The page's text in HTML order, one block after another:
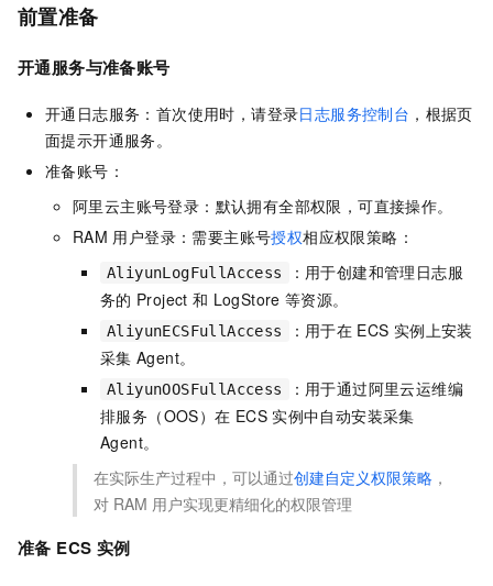
前置准备
开通服务与准备账号
开通日志服务：首次使用时，请登录日志服务控制台 ，根据页
面提示开通服务。
准备账号：
阿里云主账号登录：默认拥有全部权限，可直接操作。
RAM 用户登录：需要主账号授权相应权限策略：
AliyunLogFullAccess
：用于创建和管理日志服
务的 Project 和 LogStore 等资源。
AliyunECSFullAccess ：用于在 ECS 实例上安装
采集 Agent。
AliyunOOSFullAccess
：用于通过阿里云运维编
排服务（OOS）在 ECS 实例中自动安装采集
Agent。
在实际生产过程中，可以通过创建自定义权限策略 ，
对 RAM 用户实现更精细化的权限管理
准备 ECS 实例